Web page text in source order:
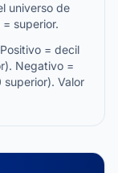
universo de
= superior.
= decil
Negativo =
Valor